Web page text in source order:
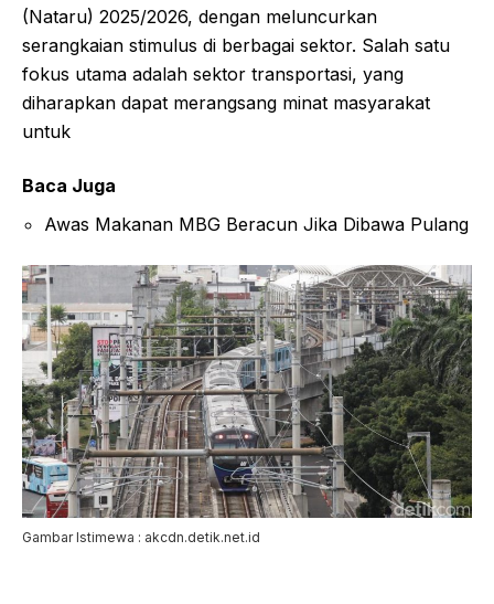
(Nataru) 2025/2026, dengan meluncurkan
serangkaian stimulus di berbagai sektor. Salah satu
fokus utama adalah sektor transportasi, yang
diharapkan dapat merangsang minat masyarakat
untuk
Baca Juga
Awas Makanan MBG Beracun Jika Dibawa Pulang
Gambar Istimewa : akcdn.detik.net.id